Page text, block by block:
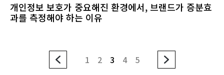
개인정보 보호가 중요해진 환경에서, 브랜드가 증분효
과를 측정해야 하는 이유
1 2 3 4 5